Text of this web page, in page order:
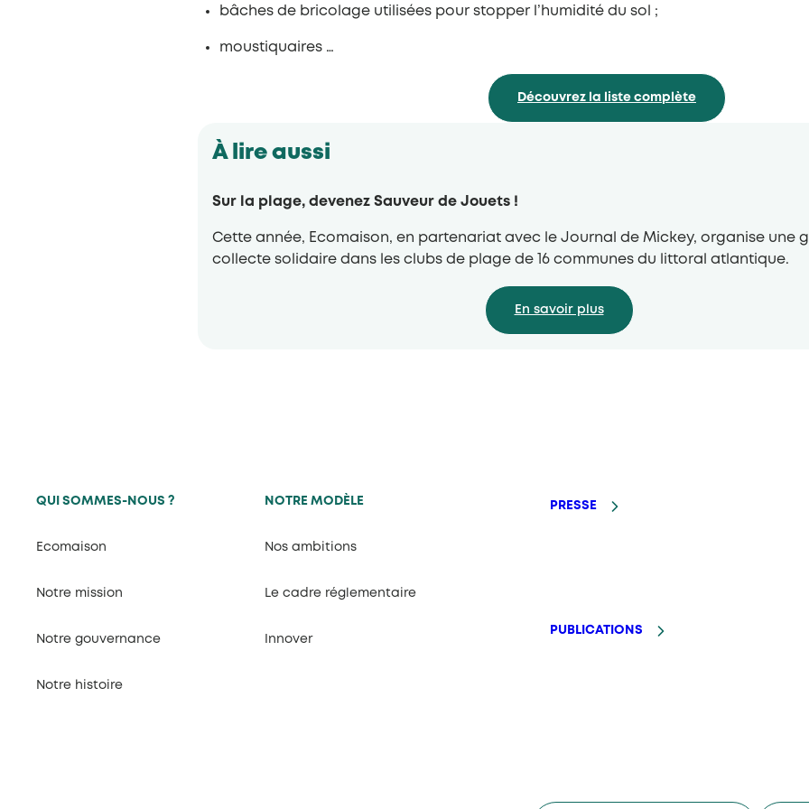
bâches de bricolage utilisées pour stopper l’humidité du sol ;
moustiquaires …
Découvrez la liste complète
À lire aussi
Sur la plage, devenez Sauveur de Jouets !
Cette année, Ecomaison, en partenariat avec le Journal de Mickey, organise une
collecte solidaire dans les clubs de plage de 16 communes du littoral atlantique.
En savoir plus
QUI SOMMES-NOUS ?
Ecomaison
Notre mission
Notre gouvernance
Notre histoire
NOTRE MODÈLE
Nos ambitions
Le cadre réglementaire
Innover
PRESSE
PUBLICATIONS